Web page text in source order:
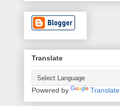
Translate
Powered by Translate